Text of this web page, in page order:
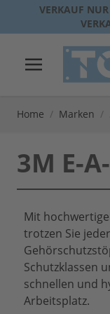
Direkt zum Inhalt
VERKAUF
Home / Marken /
3M E-
Mit
trotzen Sie
Schutzklassen
schnellen und
Arbeitsplatz.